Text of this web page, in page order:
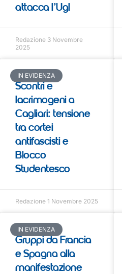
attacca l’Ugl
Redazione 3 Novembre
2025
IN EVIDENZA
Scontri e
lacrimogeni a
Cagliari: tensione
tra cortei
antifascisti e
Blocco
Studentesco
Redazione 1 Novembre 2025
IN EVIDENZA
Gruppi da Francia
e Spagna alla
manifestazione